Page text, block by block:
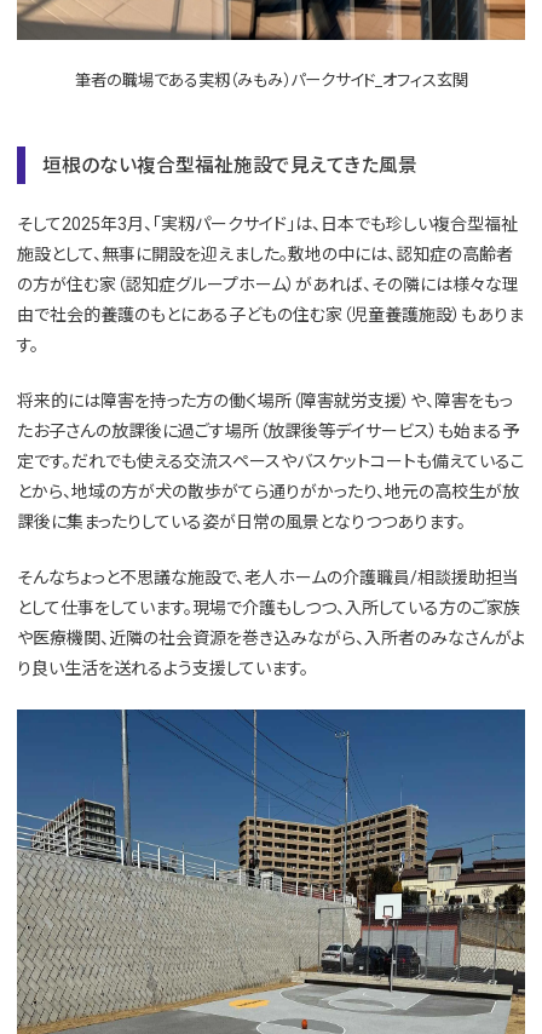
筆者の職場である実籾（みもみ）パークサイド_オフィス玄関
垣根のない複合型福祉施設で見えてきた風景
そして2025年3月、「実籾パークサイド」は、日本でも珍しい複合型福祉
施設として、無事に開設を迎えました。敷地の中には、認知症の高齢者
の方が住む家（認知症グループホーム）があれば、その隣には様々な理
由で社会的養護のもとにある子どもの住む家（児童養護施設）もありま
す。
将来的には障害を持った方の働く場所（障害就労支援）や、障害をもっ
たお子さんの放課後に過ごす場所（放課後等デイサービス）も始まる予
定です。だれでも使える交流スペースやバスケットコートも備えているこ
とから、地域の方が犬の散歩がてら通りがかったり、地元の高校生が放
課後に集まったりしている姿が日常の風景となりつつあります。
そんなちょっと不思議な施設で、老人ホームの介護職員/相談援助担当
として仕事をしています。現場で介護もしつつ、入所している方のご家族
や医療機関、近隣の社会資源を巻き込みながら、入所者のみなさんがよ
り良い生活を送れるよう支援しています。